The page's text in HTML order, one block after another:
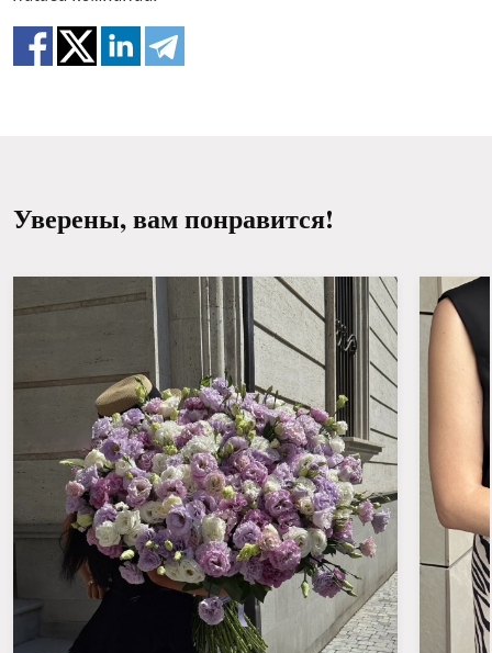
день или через день.
Держите букет вдали от прямых солнечных
Уверены, вам понравится!